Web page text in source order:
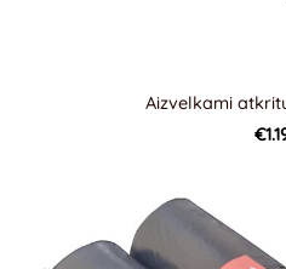
Aizvelkami